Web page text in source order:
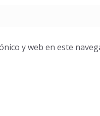
y web en este